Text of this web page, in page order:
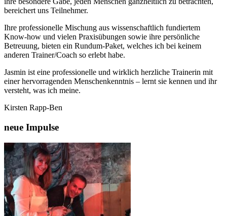
bereichert uns Teilnehmer.
Ihre professionelle Mischung aus wissenschaftlich fundiertem
Know-how und vielen Praxisübungen sowie ihre persönliche
Betreuung, bieten ein Rundum-Paket, welches ich bei keinem
anderen Trainer/Coach so erlebt habe.
Jasmin ist eine professionelle und wirklich herzliche Trainerin mit
einer hervorragenden Menschenkenntnis – lernt sie kennen und ihr
versteht, was ich meine.
Kirsten Rapp-Ben
neue Impulse